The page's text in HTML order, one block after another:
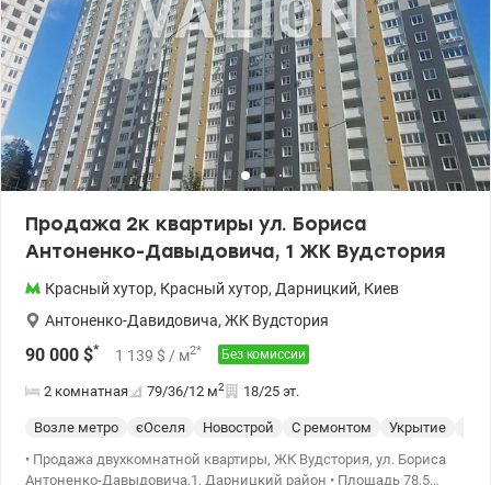
Продажа 2к квартиры ул. Бориса
Антоненко-Давыдовича, 1 ЖК Вудстория
Красный хутор, Красный хутор, Дарницкий, Киев
Антоненко-Давидовича, ЖК Вудстория
90 000 $* 1 139 $ / м2* Без комиссии
2 комнатная 79/36/12 м2 18/25 эт.
Возле метро єОселя Новострой С ремонтом Укрытие
• Продажа двухкомнатной квартиры, ЖК Вудстория, ул. Бориса
Антоненко-Давыдовича,1, Дарницкий район • Площадь 78,5